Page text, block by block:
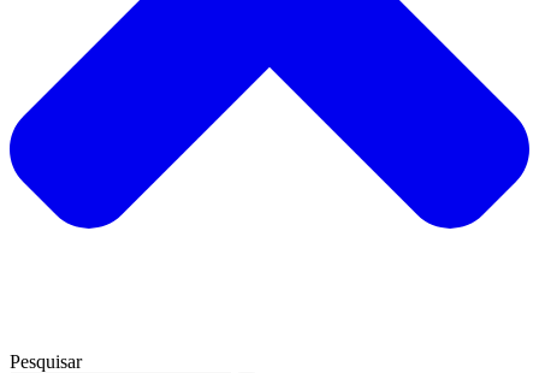
Pesquisar